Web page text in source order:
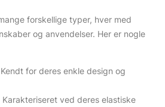
forskellige typer, hver med
og anvendelser. Her er nogle
Kendt for deres enkle design og
Karakteriseret ved deres elastiske